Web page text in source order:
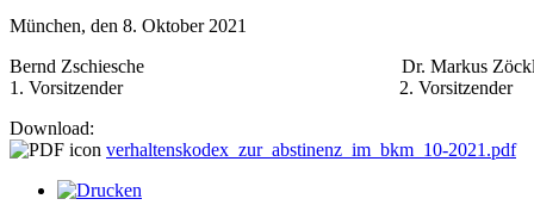
München, den 8. Oktober 2021
Bernd Zschiesche Dr. Markus
1. Vorsitzender 2. Vorsitzender
Download:
verhaltenskodex_zur_abstinenz_im_bkm_10-2021.pdf